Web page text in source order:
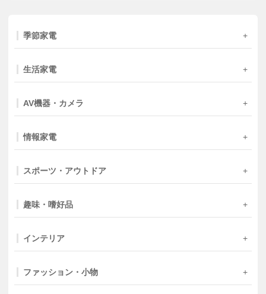
季節家電
生活家電
AV機器・カメラ
情報家電
スポーツ・アウトドア
趣味・嗜好品
インテリア
ファッション・小物